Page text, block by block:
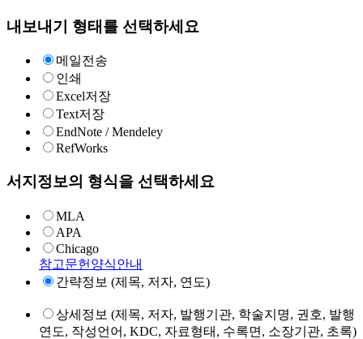
내보내기 형태를 선택하세요
메일전송
인쇄
Excel저장
Text저장
EndNote / Mendeley
RefWorks
서지정보의 형식을 선택하세요
MLA
APA
Chicago
참고문헌양식안내
간략정보 (제목, 저자, 연도)
상세정보 (제목, 저자, 발행기관, 학술지명, 권호, 발행
연도, 작성언어, KDC, 자료형태, 수록면, 소장기관, 초록)